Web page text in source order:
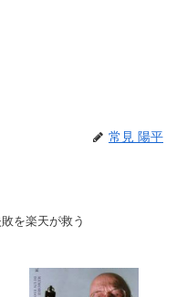
常見 陽平
を楽天が救う